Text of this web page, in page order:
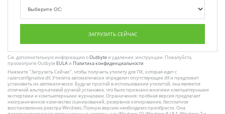
ЗАГРУЗИТЬ СЕЙЧАС
См. дополнительную информацию оOutbyteи удалении :инструкции. Пожалуйста,
просмотрите Outbyte EULAи Политика конфиденциальности
Нажмите"Загрузить Сейчас", чтобы получить утилиту для ПК, которая идет с
razerconfignative.dll. Утилита автоматически определит отсутствующие dll и предложит
установить их автоматически. Будучи простой в использовании утилитой, она является
отличной альтернативой ручной установке, что было признано многими компьютерными
экспертами и компьютерными журналами. Ограничения: пробная версия предлагает
неограниченное количество сканирований, резервное копирование, бесплатное
восстановление реестра Windows. Полную версию необходимо приобрести. Она